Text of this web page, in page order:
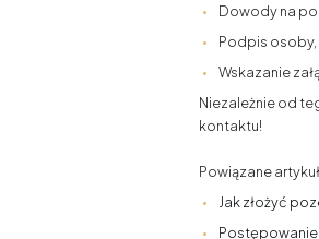
Dowody na
Podpis
Wskazanie
Niezależnie od
kontaktu!
Powiązane
Jak złożyć
Postępowanie